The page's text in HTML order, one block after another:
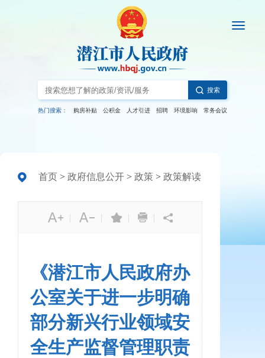
搜索
热门搜索： 购房补贴 公积金 人才引进 招聘 环境影响 常务会议
首页 > 政府信息公开 > 政策 > 政策解读
| | | |
《潜江市人民政府办
公室关于进一步明确
部分新兴行业领域安
全生产监督管理职责